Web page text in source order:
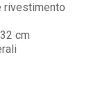
rivestimento
cm